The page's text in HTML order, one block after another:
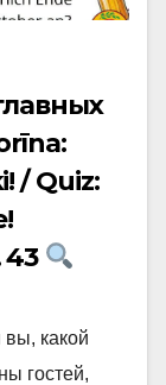
/ Quiz:
43
какой
гостей,